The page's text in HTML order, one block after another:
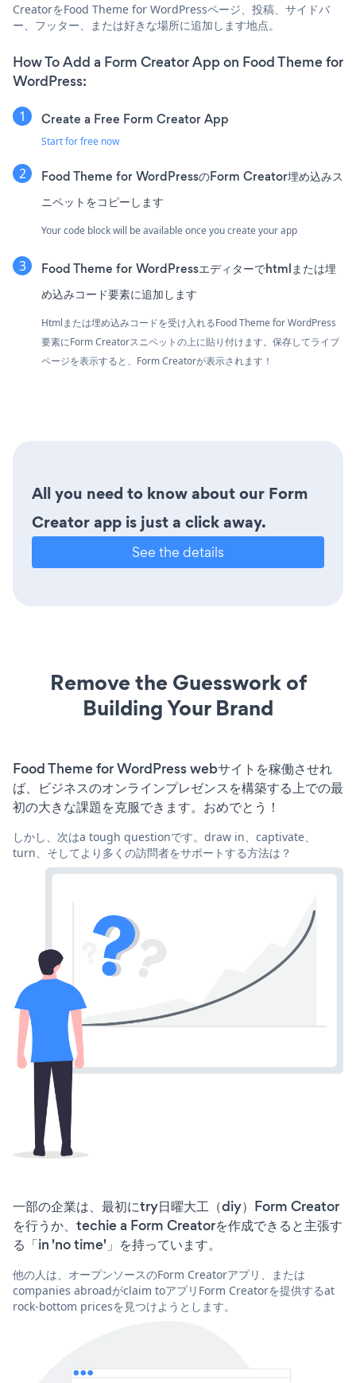
CreatorをFood Theme for WordPressページ、投稿、サイドバ
ー、フッター、または好きな場所に追加します地点。
How To Add a Form Creator App on Food Theme for
WordPress:
Create a Free Form Creator App
Start for free now
Food Theme for WordPressのForm Creator埋め込みス
ニペットをコピーします
Your code block will be available once you create your app
Food Theme for WordPressエディターでhtmlまたは埋
め込みコード要素に追加します
Htmlまたは埋め込みコードを受け入れるFood Theme for WordPress
要素にForm Creatorスニペットの上に貼り付けます。保存してライブ
ページを表示すると、Form Creatorが表示されます！
All you need to know about our Form
Creator app is just a click away.
See the details
Remove the Guesswork of
Building Your Brand
Food Theme for WordPress webサイトを稼働させれ
ば、ビジネスのオンラインプレゼンスを構築する上での最
初の大きな課題を克服できます。おめでとう！
しかし、次はa tough questionです。draw in、captivate、
turn、そしてより多くの訪問者をサポートする方法は？
一部の企業は、最初にtry日曜大工（diy）Form Creator
を行うか、techie a Form Creatorを作成できると主張す
る「in 'no time'」を持っています。
他の人は、オープンソースのForm Creatorアプリ、または
companies abroadがclaim toアプリForm Creatorを提供するat
rock-bottom pricesを見つけようとします。